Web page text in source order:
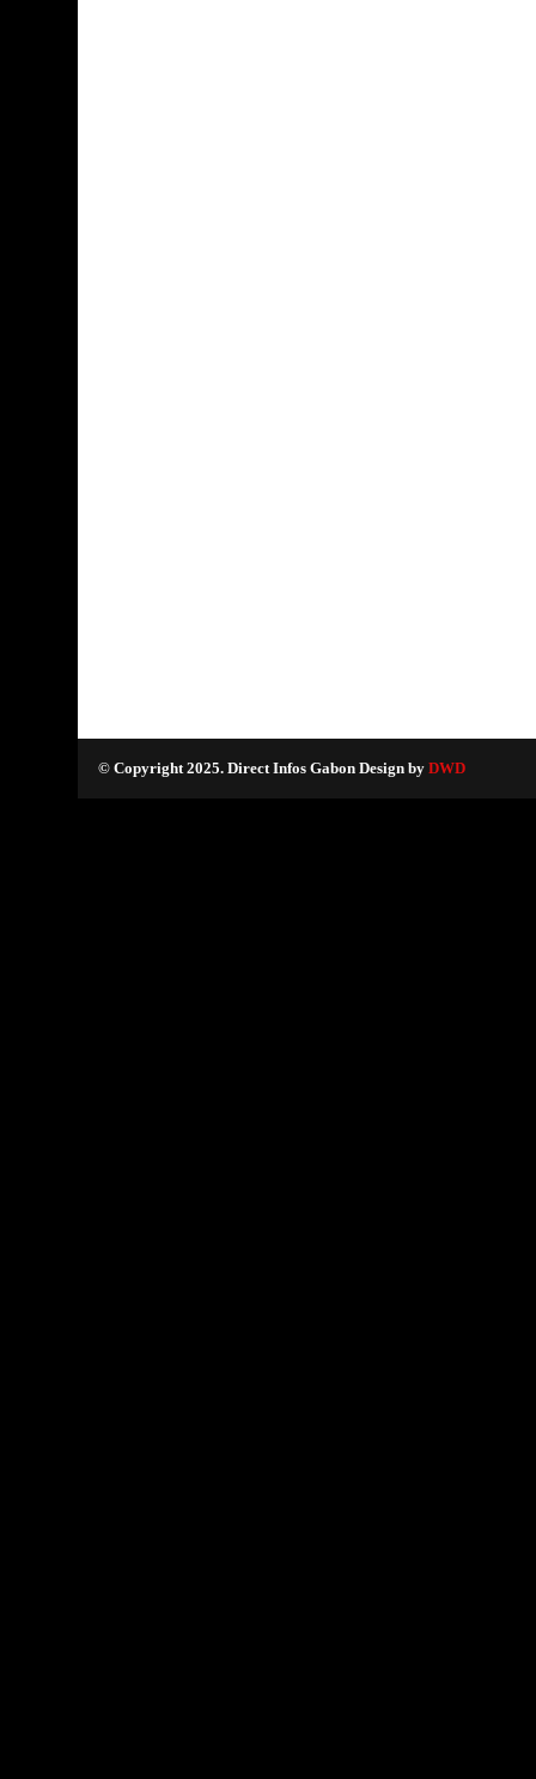
© Copyright 2025. Direct Infos Gabon Design by DWD